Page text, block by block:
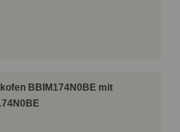
BBIM174N0BE mit